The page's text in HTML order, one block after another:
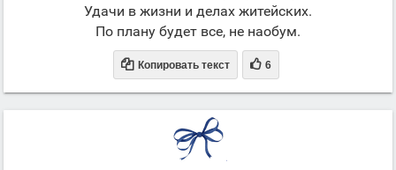
Удачи в жизни и делах житейских.
По плану будет все, не наобум.
 Копировать текст  6